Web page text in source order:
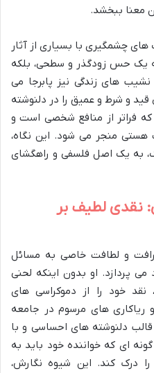
معنا ببخشد.
چشمگیری با بسیاری از آثار
یک حس زودگذر و سطحی، بلکه
های زندگی نیز پابرجا می
و شرط و عمیق را در دلنوشته
فراتر از منافع شخصی است و
هستی منجر می شود. این نگاه،
به یک اصل فلسفی و راهگشای
نقدی لطیف بر
و لطافت خاصی به مسائل
پردازد. او بدون اینکه لحنی
خود را از دموکراسی های
ریاکاری های مرسوم در جامعه
دلنوشته های احساسی و با
ای که خواننده خود باید به
درک کند. این شیوه نگارش،